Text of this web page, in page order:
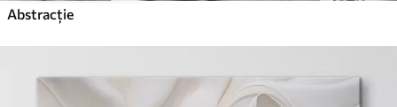
Abstracție